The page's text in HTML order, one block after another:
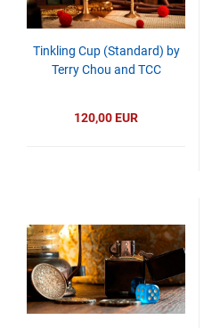
Tinkling Cup (Standard) by
Terry Chou and TCC
120,00 EUR